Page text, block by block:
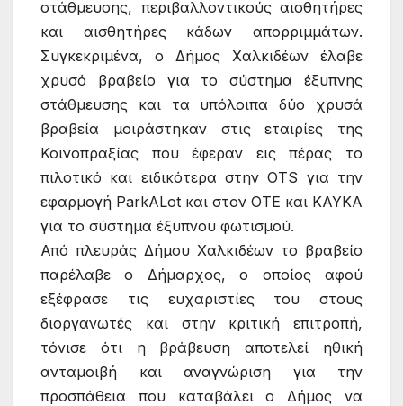
στάθμευσης, περιβαλλοντικούς αισθητήρες
και αισθητήρες κάδων απορριμμάτων.
Συγκεκριμένα, ο Δήμος Χαλκιδέων έλαβε
χρυσό βραβείο για το σύστημα έξυπνης
στάθμευσης και τα υπόλοιπα δύο χρυσά
βραβεία μοιράστηκαν στις εταιρίες της
Κοινοπραξίας που έφεραν εις πέρας το
πιλοτικό και ειδικότερα στην OTS για την
εφαρμογή ParkALot και στον OTE και ΚΑΥΚΑ
για το σύστημα έξυπνου φωτισμού.
Από πλευράς Δήμου Χαλκιδέων το βραβείο
παρέλαβε ο Δήμαρχος, ο οποίος αφού
εξέφρασε τις ευχαριστίες του στους
διοργανωτές και στην κριτική επιτροπή,
τόνισε ότι η βράβευση αποτελεί ηθική
ανταμοιβή και αναγνώριση για την
προσπάθεια που καταβάλει ο Δήμος να